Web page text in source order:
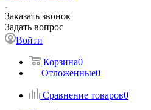
Заказать звонок
Задать вопрос
Войти
Корзина0
Отложенные0
Сравнение товаров0